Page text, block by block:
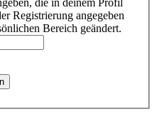
die in deinem Profil
Registrierung angegeben
Bereich geändert.